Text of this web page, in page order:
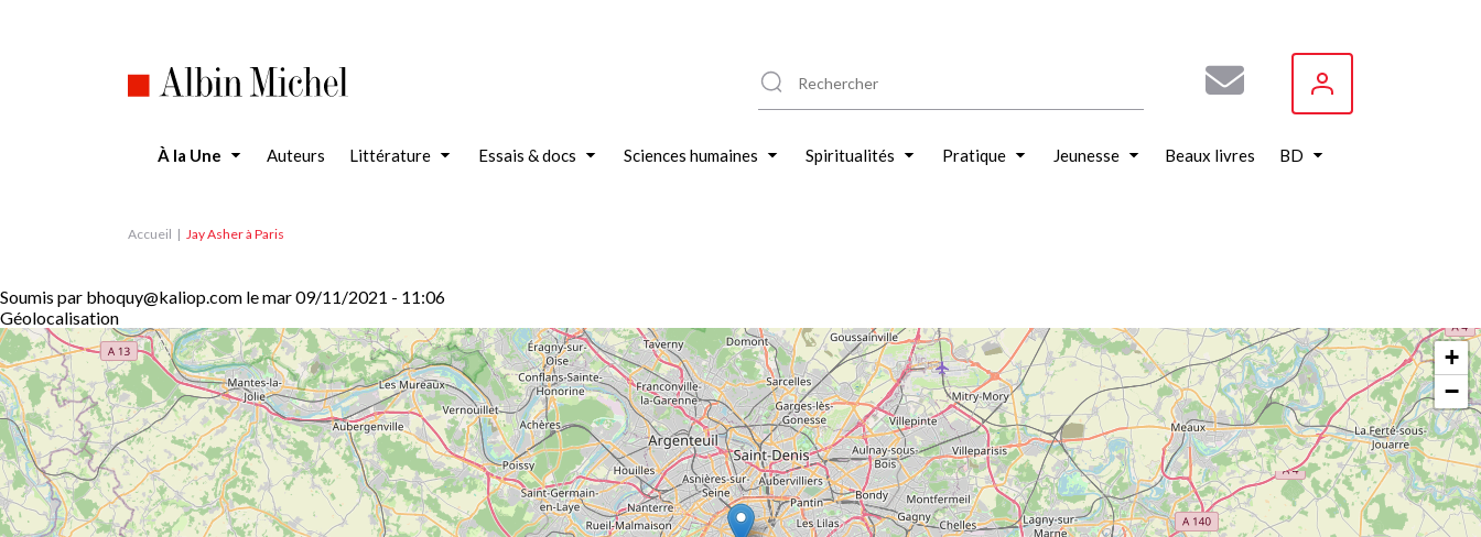
À la Une Auteurs Littérature Essais & docs Sciences humaines Spiritualités Pratique Jeunesse Beaux livres BD
Accueil Jay Asher à Paris
Soumis par bhoquy@kaliop.com lemar 09/11/2021 - 11:06
Géolocalisation
+
−